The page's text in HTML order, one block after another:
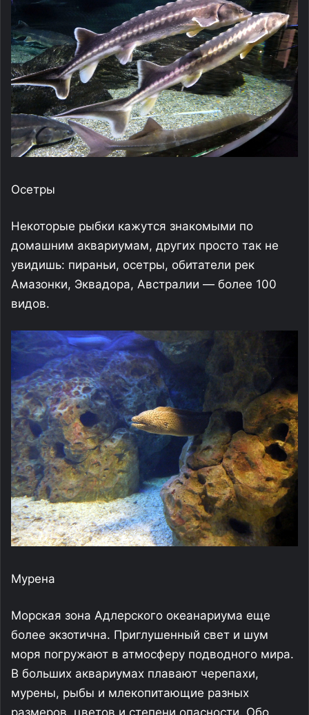
Осетры
Некоторые рыбки кажутся знакомыми по
домашним аквариумам, других просто так не
увидишь: пираньи, осетры, обитатели рек
Амазонки, Эквадора, Австралии — более 100
видов.
Мурена
Морская зона Адлерского океанариума еще
более экзотична. Приглушенный свет и шум
моря погружают в атмосферу подводного мира.
В больших аквариумах плавают черепахи,
мурены, рыбы и млекопитающие разных
размеров, цветов и степени опасности. Обо